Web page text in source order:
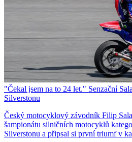
"Čekal jsem na to 24 let." Senzační
Silverstonu
Český motocyklový závodník Filip
šampionátu silničních motocyklů
Silverstonu a připsal si první triumf v